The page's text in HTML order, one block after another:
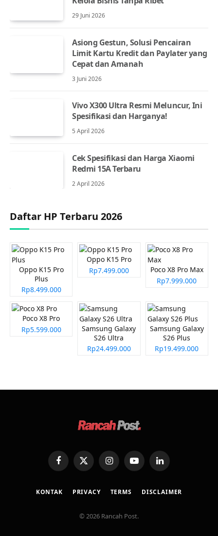
29 Juni 2026
Asiong Gestun, Solusi Pencairan
Limit Kartu Kredit dan Paylater yang
Cepat dan Amanah
3 Juni 2026
Vivo X300 Ultra Resmi Meluncur, Ini
Spesifikasi dan Harganya!
5 April 2026
Cek Spesifikasi dan Harga Xiaomi
Redmi 15A Terbaru
2 April 2026
Daftar HP Terbaru 2026
Oppo K15 Pro
Plus
Rp8.499.000
Oppo K15 Pro
Rp7.499.000
Poco X8 Pro Max
Rp7.999.000
Poco X8 Pro
Rp5.599.000
Samsung Galaxy
S26 Ultra
Rp24.499.000
Samsung Galaxy
S26 Plus
Rp19.499.000
FacebookX
(Twitter)
InstagramYouTubeLinkedIn
KONTAK PRIVACY TERMS DISCLAIMER
© 2026 Rancah Post.